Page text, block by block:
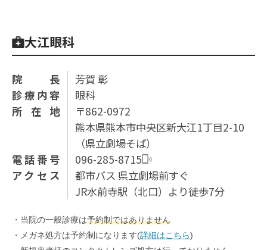
大江眼科
院長
芳賀 彰
診療内容
眼科
所在地
〒862-0972
熊本県熊本市中央区新大江1丁目2-10
（県⽴劇場そば）
電話番号
096-285-8715
アクセス
都市バス 県立劇場前すぐ
JR水前寺駅（北口）より徒歩7分